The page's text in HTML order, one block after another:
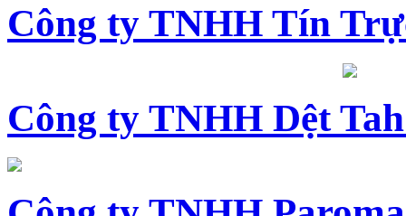
Công ty TNHH Tín
Công ty TNHH Dệt